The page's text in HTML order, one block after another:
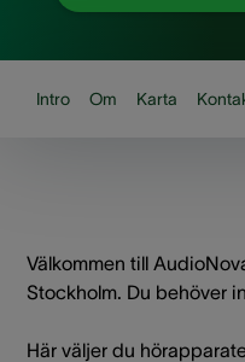
Intro Om Karta
Välkommen till
Stockholm. Du behöver
Här väljer du